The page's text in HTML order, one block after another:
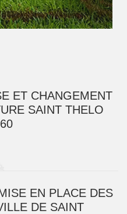
ET CHANGEMENT
SAINT THELO
EN PLACE DES
DE SAINT